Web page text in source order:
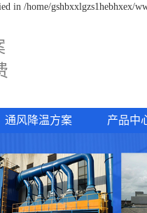
in /home/gshbxxlgzs1hebhxex/
通风降温方案 产品中